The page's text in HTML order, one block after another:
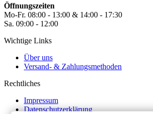
Öffnungszeiten
Mo-Fr. 08:00 - 13:00 & 14:00 - 17:30
Sa. 09:00 - 12:00
Wichtige Links
Über uns
Versand- & Zahlungsmethoden
Rechtliches
Impressum
Datenschutzerklärung